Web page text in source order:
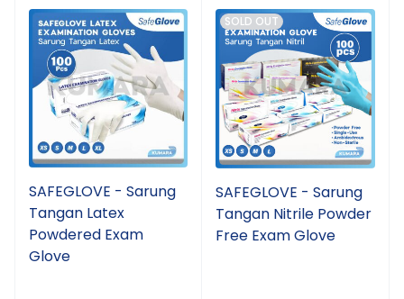
SAFEGLOVE - Sarung
Tangan Latex
Powdered Exam
Glove
SOLD OUT
SAFEGLOVE - Sarung
Tangan Nitrile Powder
Free Exam Glove